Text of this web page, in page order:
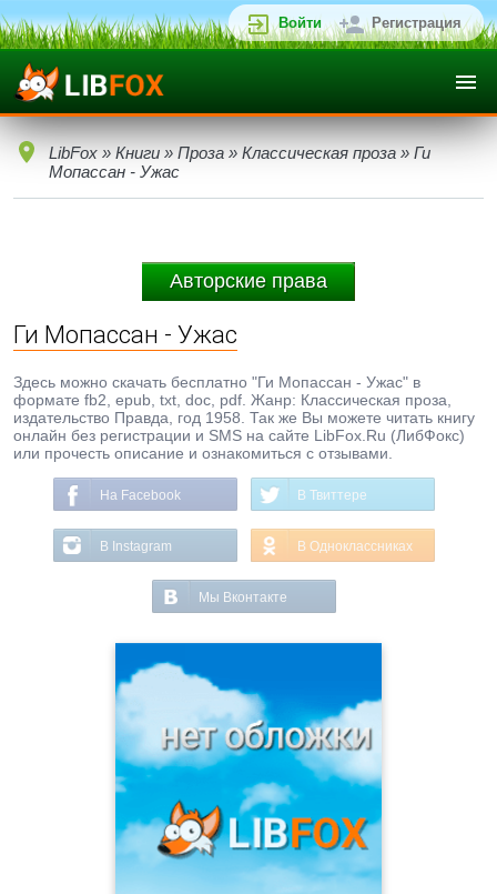
Войти Регистрация
LibFox » Книги » Проза » Классическая проза » Ги
Мопассан - Ужас
Авторские права
Ги Мопассан - Ужас
Здесь можно скачать бесплатно "Ги Мопассан - Ужас" в
формате fb2, epub, txt, doc, pdf. Жанр: Классическая проза,
издательство Правда, год 1958. Так же Вы можете читать книгу
онлайн без регистрации и SMS на сайте LibFox.Ru (ЛибФокс)
или прочесть описание и ознакомиться с отзывами.
На Facebook В Твиттере
В Instagram В Одноклассниках
Мы Вконтакте